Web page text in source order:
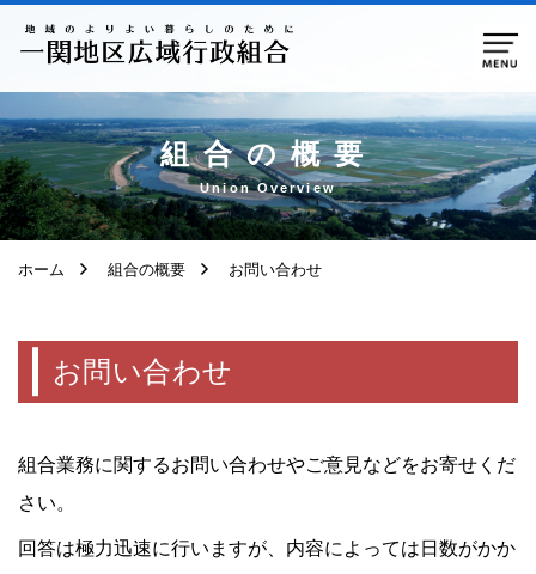
ページ本文へ移動
組合の概要
Union Overview
ホーム 組合の概要 お問い合わせ
お問い合わせ
組合業務に関するお問い合わせやご意見などをお寄せくだ
さい。
回答は極力迅速に行いますが、内容によっては日数がかか